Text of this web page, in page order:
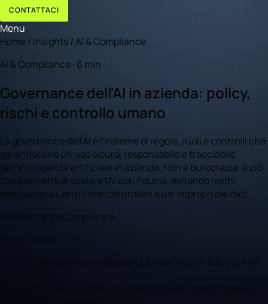
CONTATTACI
Menu
Home/ Insights/AI & Compliance
AI & Compliance · 6 min
Governance dell'AI in azienda: policy,
rischi e controllo umano
La governance dell'AI è l'insieme di regole, ruoli e controlli che
garantiscono un uso sicuro, responsabile e tracciabile
dell'intelligenza artificiale in azienda. Non è burocrazia: è ciò
che permette di scalare l'AI con fiducia, evitando rischi
reputazionali, errori non controllati e usi impropri dei dati.
AI GovernanceCompliance
Punti chiave
La governance dell'AI abilita lo scaling con fiducia, non